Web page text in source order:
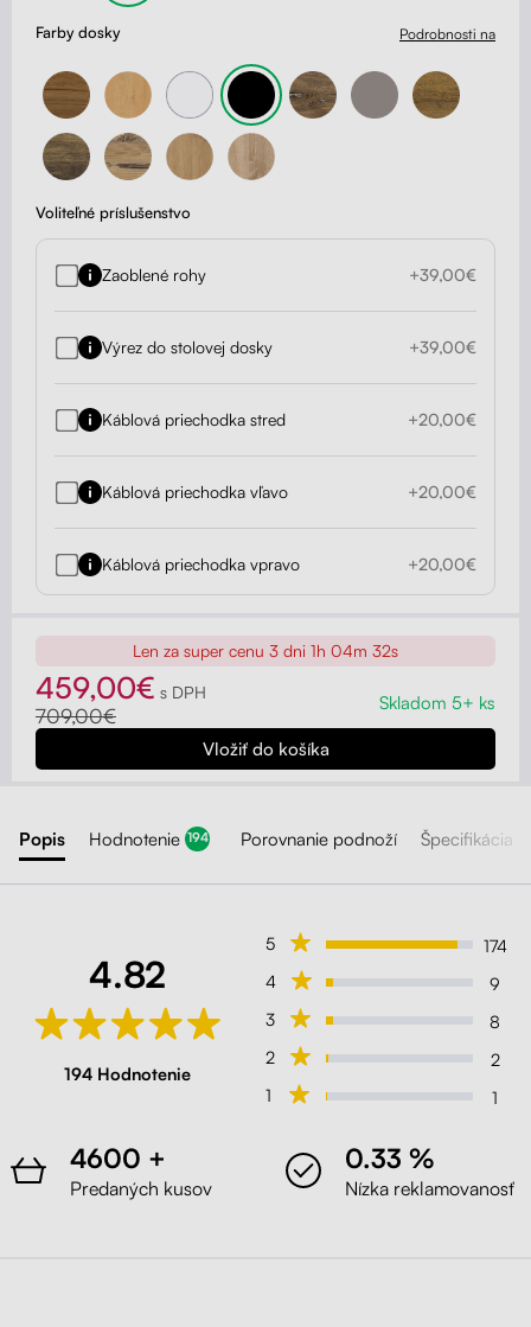
Farby dosky Podrobnosti na
Voliteľné príslušenstvo
Zaoblené rohy +39,00€
Výrez do stolovej dosky +39,00€
Káblová priechodka stred +20,00€
Káblová priechodka vľavo +20,00€
Káblová priechodka vpravo +20,00€
Len za super cenu 3 dni 1h 04m 30s
459,00€ s DPH
709,00€
Skladom 5+ ks
Popis Hodnotenie 194 Porovnanie podnoží Špecifikácia
4.82
194 Hodnotenie
5
174
4
9
3
8
2
2
1
1
4600 +
Predaných kusov
0.33 %
Nízka reklamovanosť